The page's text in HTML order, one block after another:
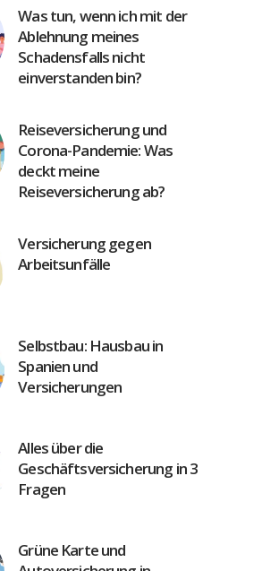
Was tun, wenn ich mit der
Ablehnung meines
Schadensfalls nicht
einverstanden bin?
Reiseversicherung und
Corona-Pandemie: Was
deckt meine
Reiseversicherung ab?
Versicherung gegen
Arbeitsunfälle
Selbstbau: Hausbau in
Spanien und
Versicherungen
Alles über die
Geschäftsversicherung in 3
Fragen
Grüne Karte und